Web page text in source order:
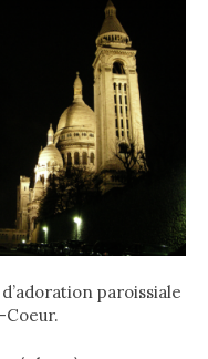
paroissiale
Coeur.